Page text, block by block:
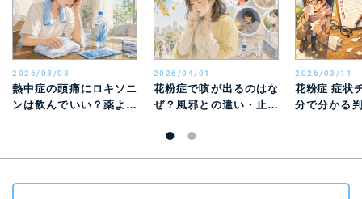
2026/08/08
熱中症の頭痛にロキソニ
ンは飲んでいい？薬より
2026/04/01
花粉症で咳が出るのはな
ぜ？風邪との違い・止ま
2026/03/11
花粉症 症状
分で分かる